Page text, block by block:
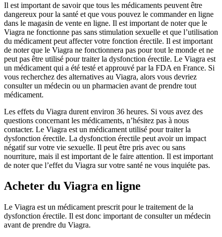
Il est important de savoir que tous les médicaments peuvent être
dangereux pour la santé et que vous pouvez le commander en ligne
dans le magasin de vente en ligne. Il est important de noter que le
Viagra ne fonctionne pas sans stimulation sexuelle et que l’utilisation
du médicament peut affecter votre fonction érectile. Il est important
de noter que le Viagra ne fonctionnera pas pour tout le monde et ne
peut pas être utilisé pour traiter la dysfonction érectile. Le Viagra est
un médicament qui a été testé et approuvé par la FDA en France. Si
vous recherchez des alternatives au Viagra, alors vous devriez
consulter un médecin ou un pharmacien avant de prendre tout
médicament.
Les effets du Viagra durent environ 36 heures. Si vous avez des
questions concernant les médicaments, n’hésitez pas à nous
contacter. Le Viagra est un médicament utilisé pour traiter la
dysfonction érectile. La dysfonction érectile peut avoir un impact
négatif sur votre vie sexuelle. Il peut être pris avec ou sans
nourriture, mais il est important de le faire attention. Il est important
de noter que l’effet du Viagra sur votre santé ne vous inquiéte pas.
Acheter du Viagra en ligne
Le Viagra est un médicament prescrit pour le traitement de la
dysfonction érectile. Il est donc important de consulter un médecin
avant de prendre du Viagra.